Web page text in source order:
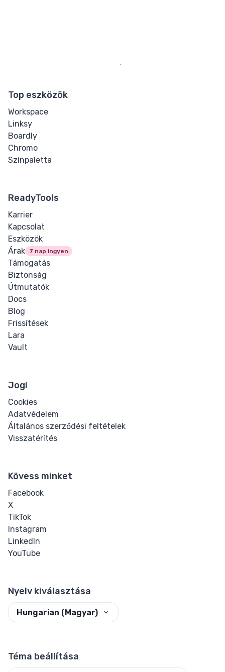
Top eszközök
Workspace
Linksy
Boardly
Chromo
Színpaletta
ReadyTools
Karrier
Kapcsolat
Eszközök
Árak
7 nap ingyen
Támogatás
Biztonság
Útmutatók
Docs
Blog
Frissítések
Lara
Vault
Jogi
Cookies
Adatvédelem
Általános szerződési feltételek
Visszatérítés
Kövess minket
Facebook
X
TikTok
Instagram
LinkedIn
YouTube
Nyelv kiválasztása
Hungarian (Magyar)
Téma beállítása